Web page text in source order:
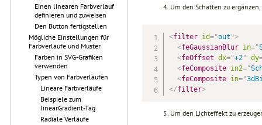
Einen linearen Farbverlauf
definieren und zuweisen
Den Button fertigstellen
Mögliche Einstellungen für
Farbverläufe und Muster
Farben in SVG-Grafiken
verwenden
Typen von Farbverläufen
Lineare Farbverläufe
Beispiele zum
linearGradient-Tag
Radiale Verläufe
Um den Schatten zu
<filter id="out ">
<feGaussianBlur in="
<feOffset dx="+2" dy
<feComposite in2="
<feComposite in="
</filter>
Um den Lichteffekt zu